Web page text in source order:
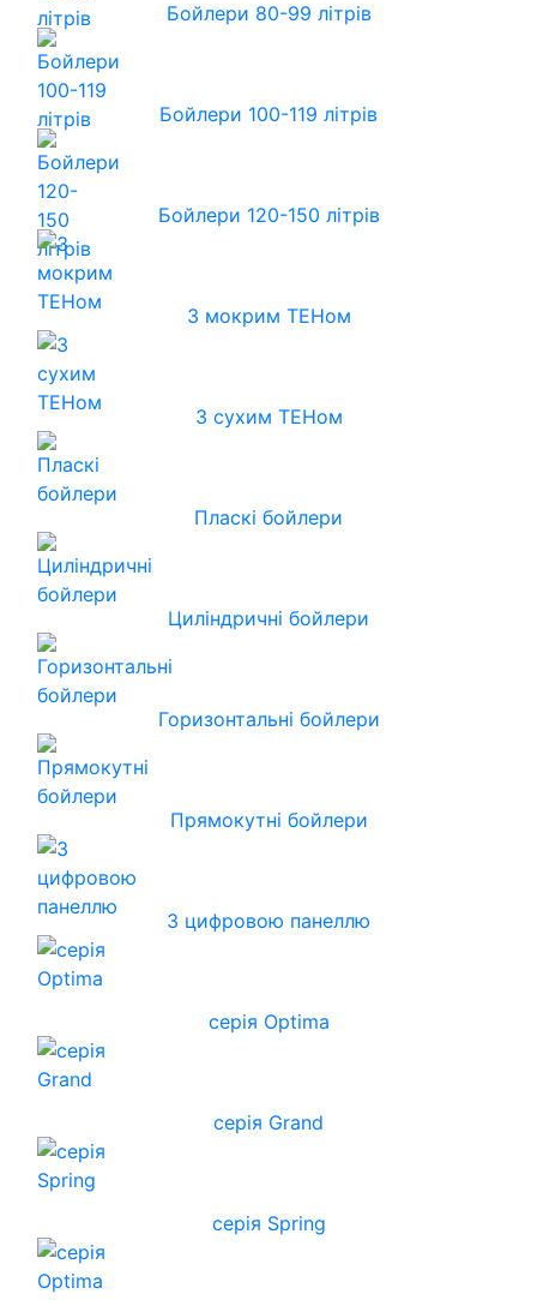
Бойлери 80-99 літрів
Бойлери 100-119 літрів
Бойлери 120-150 літрів
З мокрим ТЕНом
З сухим ТЕНом
Пласкі бойлери
Циліндричні бойлери
Горизонтальні бойлери
Прямокутні бойлери
З цифровою панеллю
серія Optima
серія Grand
серія Spring